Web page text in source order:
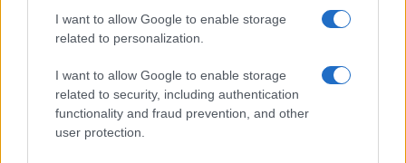
I want to allow Google to enable storage
related to personalization.
I want to allow Google to enable storage
related to security, including authentication
functionality and fraud prevention, and other
user protection.
pastas perfectas
Diego Romero · 6 Ago 2026
PASTAS Y PIZZAS